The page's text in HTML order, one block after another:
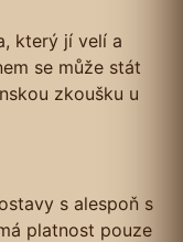
který jí velí a
se může stát
zkoušku u
s alespoň s
platnost pouze